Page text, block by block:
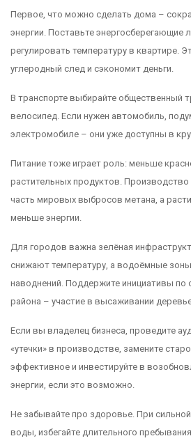
Первое, что можно сделать дома –
энергии. Поставьте энергосберегающие
регулировать температуру в квартире.
углеродный след и сэкономит деньги.
В транспорте выбирайте общественный
велосипед. Если нужен автомобиль,
электромобиле – они уже доступны в
Питание тоже играет роль: меньше
растительных продуктов.
часть мировых выбросов метана, а
меньше энергии.
Для городов важна зелёная
снижают температуру, а водоёмные
наводнений. Поддержите инициативы по
района – участие в высаживании
Если вы владелец бизнеса, проведите
«утечки» в производстве, замените
эффективное и инвестируйте в
энергии, если это возможно.
Не забывайте про здоровье. При
воды, избегайте длительного